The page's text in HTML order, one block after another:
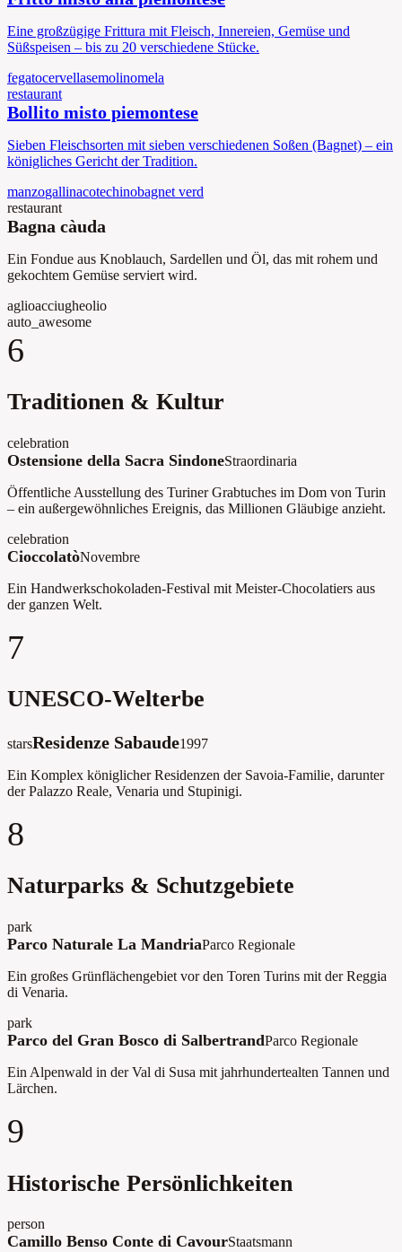
Eine großzügige Frittura mit Fleisch, Innereien, Gemüse und
Süßspeisen – bis zu 20 verschiedene Stücke.
fegatocervellasemolinomela
restaurant
Bollito misto piemontese
Sieben Fleischsorten mit sieben verschiedenen Soßen (Bagnet) – ein
königliches Gericht der Tradition.
manzogallinacotechinobagnet verd
restaurant
Bagna càuda
Ein Fondue aus Knoblauch, Sardellen und Öl, das mit rohem und
gekochtem Gemüse serviert wird.
aglioacciugheolio
auto_awesome
6
Traditionen & Kultur
celebration
Ostensione della Sacra SindoneStraordinaria
Öffentliche Ausstellung des Turiner Grabtuches im Dom von Turin
– ein außergewöhnliches Ereignis, das Millionen Gläubige anzieht.
celebration
CioccolatòNovembre
Ein Handwerkschokoladen-Festival mit Meister-Chocolatiers aus
der ganzen Welt.
7
UNESCO-Welterbe
starsResidenze Sabaude1997
Ein Komplex königlicher Residenzen der Savoia-Familie, darunter
der Palazzo Reale, Venaria und Stupinigi.
8
Naturparks & Schutzgebiete
park
Parco Naturale La MandriaParco Regionale
Ein großes Grünflächengebiet vor den Toren Turins mit der Reggia
di Venaria.
park
Parco del Gran Bosco di SalbertrandParco Regionale
Ein Alpenwald in der Val di Susa mit jahrhundertealten Tannen und
Lärchen.
9
Historische Persönlichkeiten
person
Camillo Benso Conte di CavourStaatsmann